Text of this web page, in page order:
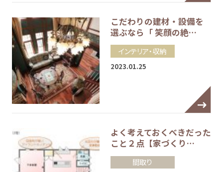
こだわりの建材・設備を
選ぶなら「 笑顔の絶…
インテリア・収納
2023.01.25
よく考えておくべきだった
こと２点【家づくり…
間取り